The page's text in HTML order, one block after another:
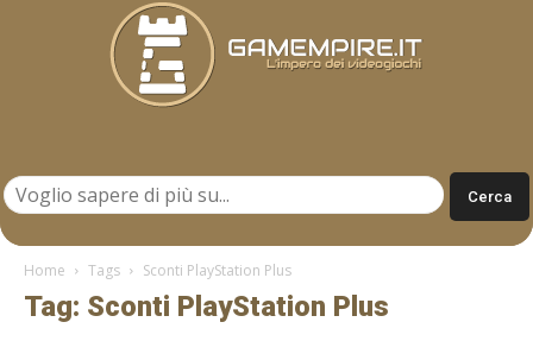
Home Tags Sconti PlayStation Plus
Tag: Sconti PlayStation Plus